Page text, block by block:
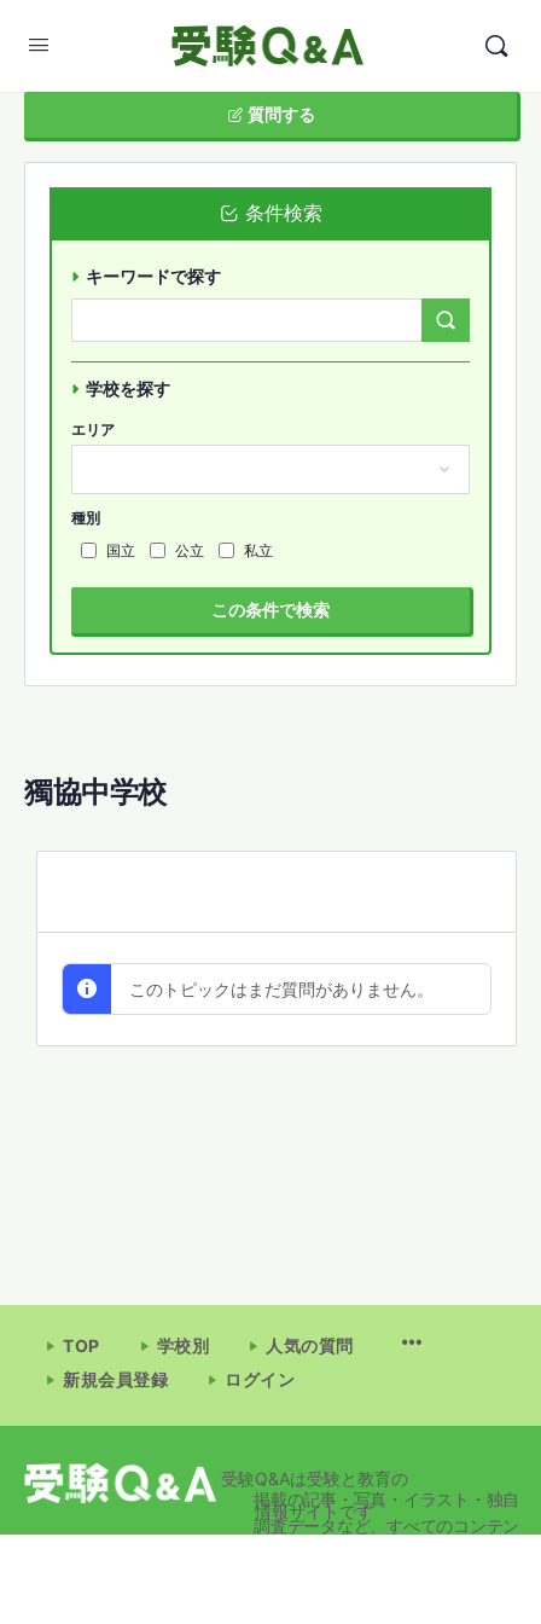
獨協中学校
このトピックはまだ質問がありません。
質問する
条件検索
キーワードで探す
学校を探す
エリア
種別
国立
公立 私立
この条件で検索
TOP 学校別
人気の質問
新規会員登録
ログイン
受験Q&Aは受験と教育の
情報サイトです
掲載の記事・写真・イラスト・独自
調査データなど、すべてのコンテン